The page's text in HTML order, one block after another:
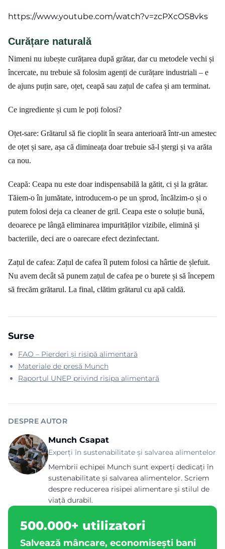
https://www.youtube.com/watch?v=zcPXcOS8vks
Curățare naturală
Nimeni nu iubește curățarea după grătar, dar cu metodele vechi și
încercate, nu trebuie să folosim agenți de curățare industriali – e
de ajuns puțin sare, oțet, ceapă sau zațul de cafea și am terminat.
Ce ingrediente și cum le poți folosi?
Oțet-sare: Grătarul să fie cioplit în seara anterioară într-un amestec
de oțet și sare, așa că dimineața doar trebuie să-l ștergi și va arăta
ca nou.
Ceapă: Ceapa nu este doar indispensabilă la gătit, ci și la grătar.
Tăiem-o în jumătate, introducem-o pe un șprod, încălzim-o și o
putem folosi deja ca cleaner de gril. Ceapa este o soluție bună,
deoarece pe lângă eliminarea impurităților vizibile, elimină și
bacteriile, deci are o oarecare efect dezinfectant.
Zațul de cafea: Zațul de cafea îl putem folosi ca hârtie de șlefuit.
Nu avem decât să punem zațul de cafea pe o burete și să începem
să frecăm grătarul. La final, clătim grătarul cu apă caldă.
Surse
FAO – Pierderi și risipă alimentară
Materiale de presă Munch
Raportul UNEP privind risipa alimentară
DESPRE AUTOR
Munch Csapat
Experți în sustenabilitate și salvarea alimentelor
Membrii echipei Munch sunt experți dedicați în
sustenabilitate și salvarea alimentelor. Scriem
despre reducerea risipei alimentare și stilul de
viață durabil.
500.000+ utilizatori
Salvează mâncare, economisești bani